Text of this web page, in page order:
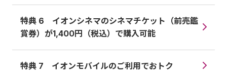
特典 6 イオンシネマのシネマチケット（前売鑑
賞券）が1,400円（税込）で購入可能
特典 7 イオンモバイルのご利用でおトク